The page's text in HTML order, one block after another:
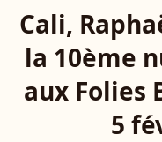
Cali,
la 10ème
aux Folies
5